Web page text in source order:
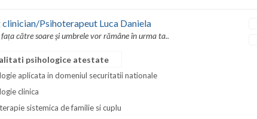
clinician/Psihoterapeut Luca Daniela
către soare și umbrele vor rămâne în urma ta..
psihologice atestate
aplicata in domeniul securitatii nationale
clinica
sistemica de familie si cuplu